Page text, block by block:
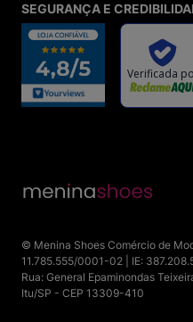
SEGURANÇA E
© Menina Shoes Comércio de
11.785.555/0001-02 | IE:
Rua: General Epaminondas
Itu/SP - CEP 13309-410